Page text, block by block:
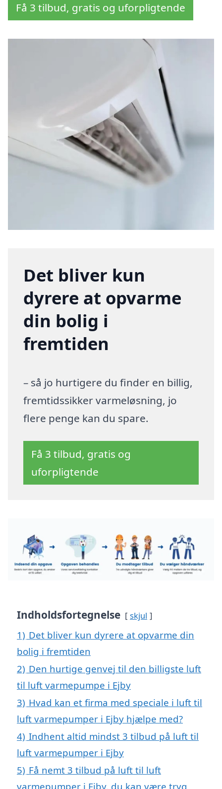
Få 3 tilbud, gratis og uforpligtende
Det bliver kun
dyrere at opvarme
din bolig i
fremtiden
– så jo hurtigere du finder en billig,
fremtidssikker varmeløsning, jo
flere penge kan du spare.
Få 3 tilbud, gratis og
uforpligtende
Indholdsfortegnelse skjul
1) Det bliver kun dyrere at opvarme din
bolig i fremtiden
2) Den hurtige genvej til den billigste luft
til luft varmepumpe i Ejby
3) Hvad kan et firma med speciale i luft til
luft varmepumper i Ejby hjælpe med?
4) Indhent altid mindst 3 tilbud på luft til
luft varmepumper i Ejby
5) Få nemt 3 tilbud på luft til luft
varmepumper i Ejby, du kan være tryg